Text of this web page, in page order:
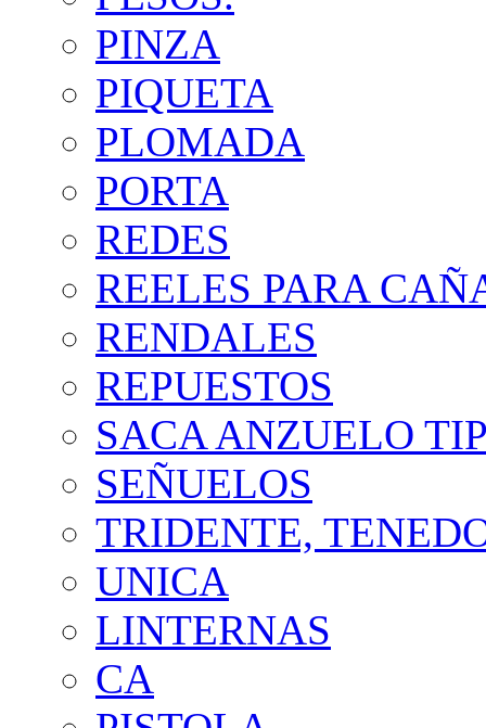
PINZA
PIQUETA
PLOMADA
PORTA
REDES
REELES PARA
RENDALES
REPUESTOS
SACA ANZUELO
SEÑUELOS
TRIDENTE,
UNICA
LINTERNAS
CA